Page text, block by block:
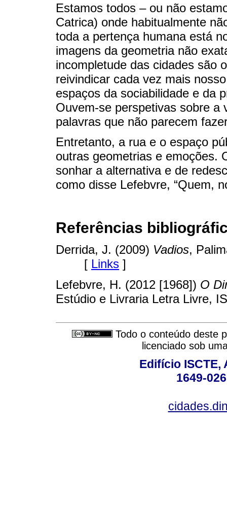
Estamos todos – ou não
Catrica) onde habitualmente
toda a pertença humana está
imagens da geometria não
incompletude das cidades são
reivindicar cada vez mais
espaços da sociabilidade e da
Ouvem-se perspetivas sobre a
palavras que não parecem
Entretanto, a rua e o espaço
outras geometrias e emoções.
sonhar a alternativa e de
como disse Lefebvre, “Quem,
Referências
Derrida, J. (2009) Vadios,
[ Links ]
Lefebvre, H. (2012 [1968]) O
Estúdio e Livraria Letra
Todo o conteúdo deste
licenciado sob
Edifício ISCTE,
1649-